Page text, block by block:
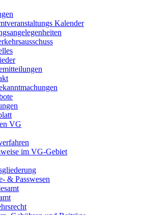
Kalender
VG
im VG-Gebiet
& Passwesen